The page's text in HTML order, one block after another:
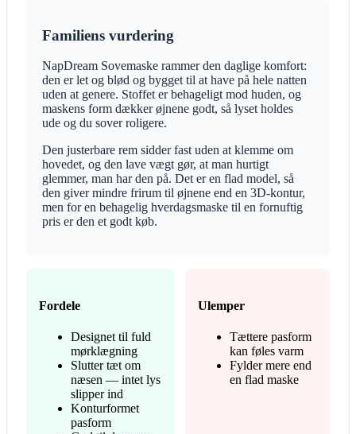
Familiens vurdering
NapDream Sovemaske rammer den daglige komfort:
den er let og blød og bygget til at have på hele natten
uden at genere. Stoffet er behageligt mod huden, og
maskens form dækker øjnene godt, så lyset holdes
ude og du sover roligere.
Den justerbare rem sidder fast uden at klemme om
hovedet, og den lave vægt gør, at man hurtigt
glemmer, man har den på. Det er en flad model, så
den giver mindre frirum til øjnene end en 3D-kontur,
men for en behagelig hverdagsmaske til en fornuftig
pris er den et godt køb.
Fordele
Designet til fuld
mørklægning
Slutter tæt om
næsen — intet lys
slipper ind
Konturformet
pasform
Ulemper
Tættere pasform
kan føles varm
Fylder mere end
en flad maske